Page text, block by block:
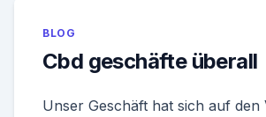
BLOG
Cbd geschäfte überall
Unser Geschäft hat sich auf den